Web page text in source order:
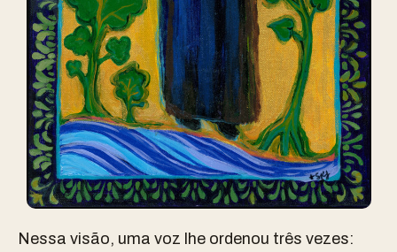
Nessa visão, uma voz lhe ordenou três vezes: